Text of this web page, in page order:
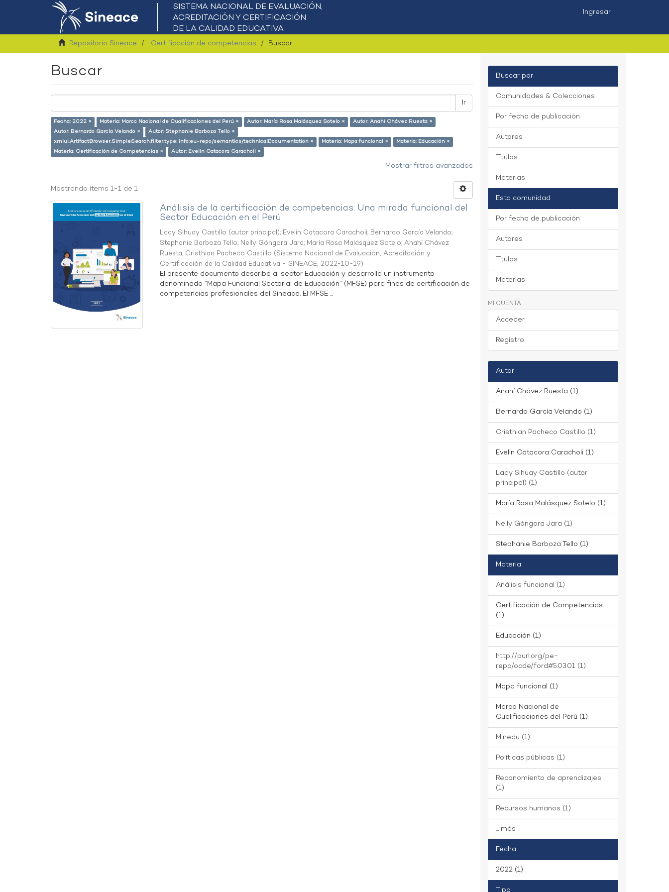
Ingresar
Repositorio Sineace Certificación de competencias Buscar
Buscar
Ir
Fecha: 2022 × Materia: Marco Nacional de Cualificaciones del Perú × Autor: María Rosa Malásquez Sotelo ×
Autor: Anahí Chávez Ruesta ×
Autor: Bernardo García Velando ×
Autor: Stephanie Barboza Tello ×
xmlui.ArtifactBrowser.SimpleSearch.filter.type: info:eu-repo/semantics/technicalDocumentation ×
Materia: Mapa funcional ×
Materia: Educación ×
Materia: Certificación de Competencias ×
Autor: Evelin Catacora Caracholi ×
Mostrar filtros avanzados
Mostrando ítems 1-1 de 1
Análisis de la certificación de competencias: Una mirada funcional del
Sector Educación en el Perú
Lady Sihuay Castillo (autor principal); Evelin Catacora Caracholi; Bernardo García Velando;
Stephanie Barboza Tello; Nelly Góngora Jara; María Rosa Malásquez Sotelo;Anahí Chávez
Ruesta; Cristhian Pacheco Castillo (Sistema Nacional de Evaluación, Acreditación y
Certificación de la Calidad Educativa - SINEACE, 2022-10-19)
El presente documento describe al sector Educación y desarrolla un instrumento
denominado “Mapa Funcional Sectorial de Educación” (MFSE) para fines de certificación de
competencias profesionales del Sineace. El MFSE ...
Buscar por
Comunidades & Colecciones
Por fecha de publicación
Autores
Títulos
Materias
Esta comunidad
Por fecha de publicación
Autores
Títulos
Materias
MI CUENTA
Acceder
Registro
Autor
Anahí Chávez Ruesta (1)
Bernardo García Velando (1)
Cristhian Pacheco Castillo (1)
Evelin Catacora Caracholi (1)
Lady Sihuay Castillo (autor
principal) (1)
María Rosa Malásquez Sotelo (1)
Nelly Góngora Jara (1)
Stephanie Barboza Tello (1)
Materia
Análisis funcional (1)
Certificación de Competencias
(1)
Educación (1)
http://purl.org/pe-
repo/ocde/ford#5.03.01 (1)
Mapa funcional (1)
Marco Nacional de
Cualificaciones del Perú (1)
Minedu (1)
Políticas públicas (1)
Reconomiento de aprendizajes
(1)
Recursos humanos (1)
... más
Fecha
2022 (1)